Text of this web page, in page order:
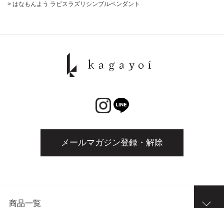
> はなもんよう ラピスラズリシンプルペンダント
メールマガジン登録・解除
商品一覧